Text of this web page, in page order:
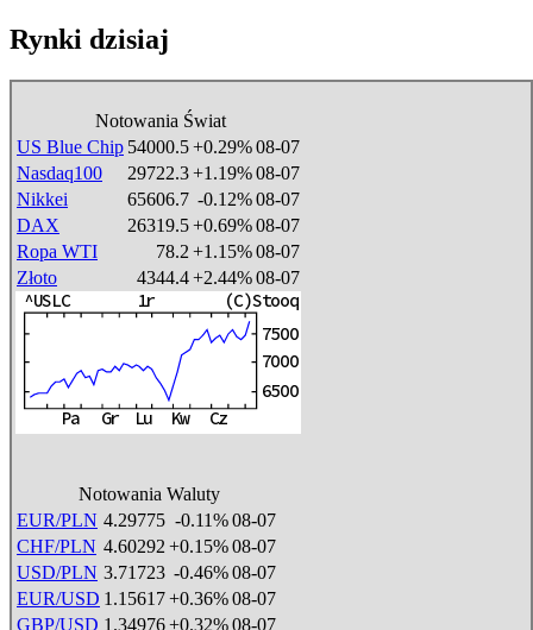
Rynki dzisiaj
Notowania Świat
US Blue Chip 54000.5+0.29%08-07
Nasdaq100
29722.3+1.19%08-07
Nikkei
65606.7 -0.12%08-07
DAX
26319.5+0.69%08-07
Ropa WTI
78.2 +1.15%08-07
Złoto
4344.4+2.44%08-07
Notowania Waluty
EUR/PLN 4.29775 -0.11%08-07
CHF/PLN 4.60292 +0.15%08-07
USD/PLN 3.71723 -0.46%08-07
EUR/USD 1.15617+0.36%08-07
GBP/USD 1.34976+0.32%08-07